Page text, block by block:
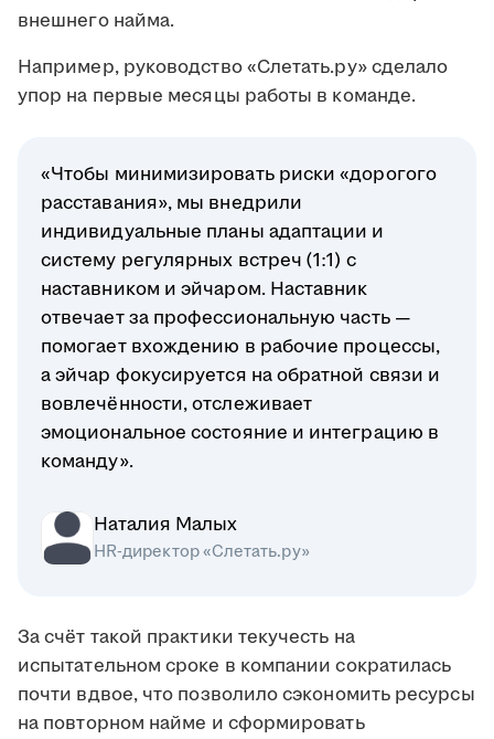
внешнего найма.
Например, руководство «Слетать.ру» сделало
упор на первые месяцы работы в команде.
«Чтобы минимизировать риски «дорогого
расставания», мы внедрили
индивидуальные планы адаптации и
систему регулярных встреч (1:1) с
наставником и эйчаром. Наставник
отвечает за профессиональную часть —
помогает вхождению в рабочие процессы,
а эйчар фокусируется на обратной связи и
вовлечённости, отслеживает
эмоциональное состояние и интеграцию в
команду».
Наталия Малых
HR-директор «Слетать.ру»
За счёт такой практики текучесть на
испытательном сроке в компании сократилась
почти вдвое, что позволило сэкономить ресурсы
на повторном найме и сформировать